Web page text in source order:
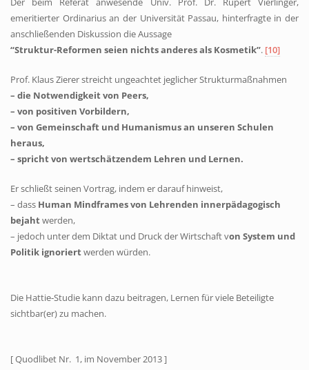
emeritierter Ordinarius an der Universität Passau, hinterfragte in der
anschließenden Diskussion die Aussage
“Struktur-Reformen seien nichts anderes als Kosmetik”. [10]
Prof. Klaus Zierer streicht ungeachtet jeglicher Strukturmaßnahmen
– die Notwendigkeit von Peers,
– von positiven Vorbildern,
– von Gemeinschaft und Humanismus an unseren Schulen
heraus,
– spricht von wertschätzendem Lehren und Lernen.
Er schließt seinen Vortrag, indem er darauf hinweist,
– dass Human Mindframes von Lehrenden innerpädagogisch
bejahtwerden,
– jedoch unter dem Diktat und Druck der Wirtschaft von System und
Politik ignoriertwerden würden.
Die Hattie‑Studie kann dazu beitragen, Lernen für viele Beteiligte
sichtbar(er) zu machen.
[ Quodlibet Nr. 1, im November 2013 ]